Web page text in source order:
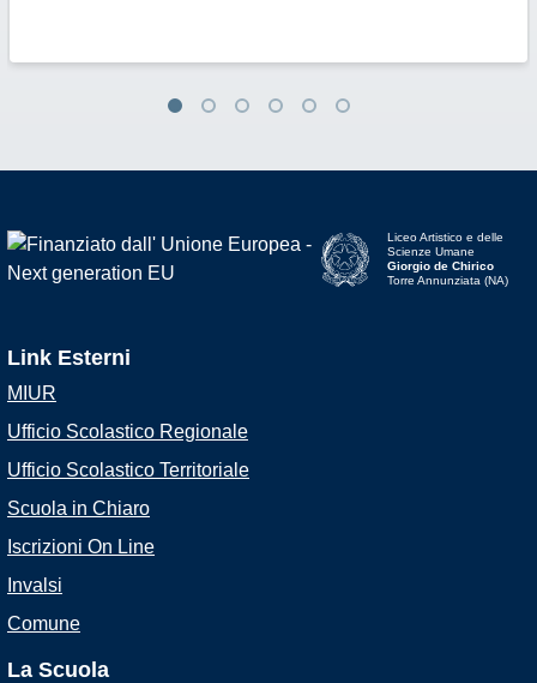
Liceo Artistico e delle
Scienze Umane
Giorgio de Chirico
Torre Annunziata (NA)
Link Esterni
MIUR
Ufficio Scolastico Regionale
Ufficio Scolastico Territoriale
Scuola in Chiaro
Iscrizioni On Line
Invalsi
Comune
La Scuola